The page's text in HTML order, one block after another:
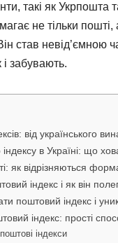
такі як
не тільки
став невід’ємною
забувають.
від українського
в Україні: що
як відрізняються
індекс і як він
поштовий індекс і
індекс: прості
індекси